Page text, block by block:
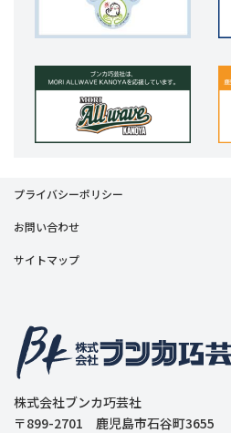
プライバシーポリシー
お問い合わせ
サイトマップ
株式会社ブンカ巧芸社
〒899-2701 鹿児島市石谷町3655